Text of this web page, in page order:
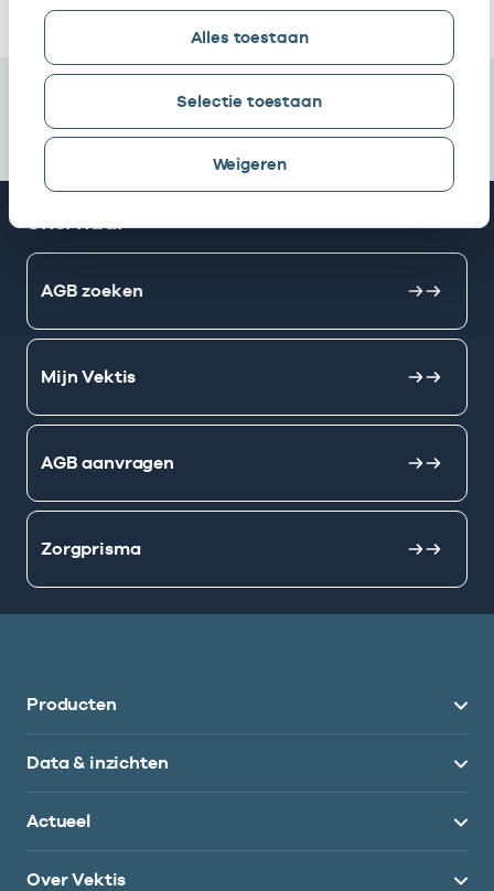
Alles toestaan
Selectie toestaan
Weigeren
Snel naar
AGB zoeken
Mijn Vektis
AGB aanvragen
Zorgprisma
Producten
Data & inzichten
Actueel
Over Vektis